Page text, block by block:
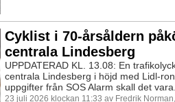
Cyklist i 70-årsåldern
centrala Lindesberg
UPPDATERAD KL. 13.08: En
centrala Lindesberg i höjd med Lidl-
uppgifter från SOS Alarm skall det
23 juli 2026 klockan 11:33 av Fredrik Norman,